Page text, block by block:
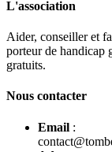
L'association
Aider, conseiller et
porteur de handicap
gratuits.
Nous contacter
Email :